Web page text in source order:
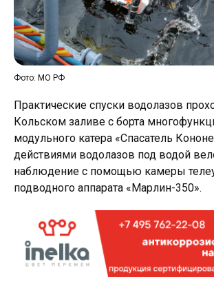
Фото: МО РФ
Практические спуски водолазов
Кольском заливе с борта
модульного катера «Спасатель
действиями водолазов под водой
наблюдение с помощью камеры
подводного аппарата «Марлин-350».